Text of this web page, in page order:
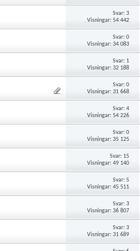
Svar:3
Visningar: 54 442
Svar:0
Visningar: 34 083
Svar: 1
Visningar: 32 188
Svar:0
Visningar: 31 668
Svar:4
Visningar: 54 226
Svar:0
Visningar: 35 125
Svar: 15
Visningar: 49 140
Svar:5
Visningar: 45 511
Svar:3
Visningar: 36 807
Svar:3
Visningar: 31 689